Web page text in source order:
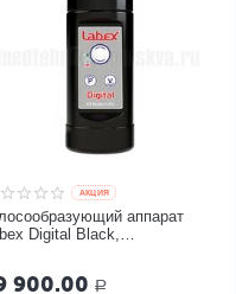
AКЦИЯ
аппарат
Digital Black,
900.00 Р